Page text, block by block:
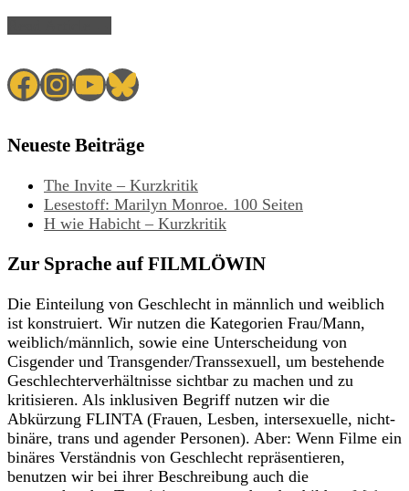
Facebook
Instagram
YouTube
Bluesky
Neueste Beiträge
The Invite – Kurzkritik
Lesestoff: Marilyn Monroe. 100 Seiten
H wie Habicht – Kurzkritik
Zur Sprache auf FILMLÖWIN
Die Einteilung von Geschlecht in männlich und weiblich
ist konstruiert. Wir nutzen die Kategorien Frau/Mann,
weiblich/männlich, sowie eine Unterscheidung von
Cisgender und Transgender/Transsexuell, um bestehende
Geschlechterverhältnisse sichtbar zu machen und zu
kritisieren. Als inklusiven Begriff nutzen wir die
Abkürzung FLINTA (Frauen, Lesben, intersexuelle, nicht-
binäre, trans und agender Personen). Aber: Wenn Filme ein
binäres Verständnis von Geschlecht repräsentieren,
benutzen wir bei ihrer Beschreibung auch die